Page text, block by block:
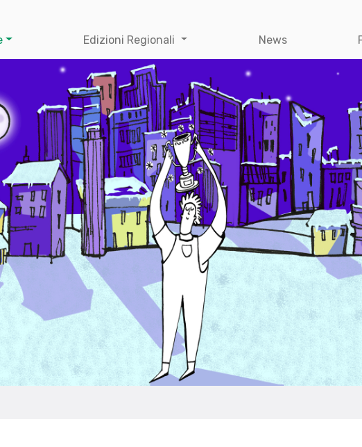
Edizioni Regionali News